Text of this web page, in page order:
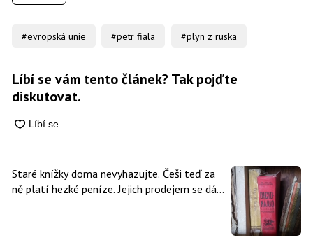
#evropská unie #petr fiala #plyn z ruska
Líbí se vám tento článek? Tak pojďte
diskutovat.
Staré knížky doma nevyhazujte. Češi teď za
ně platí hezké peníze. Jejich prodejem se dá